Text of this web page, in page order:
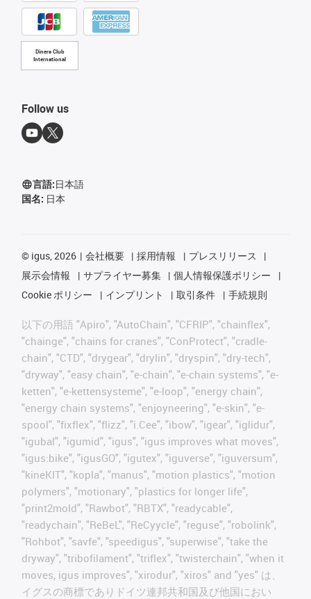
Diners Club
International
Follow us
言語:日本語
国名: 日本
© igus, 2026 会社概要 採用情報
プレスリリース
展示会情報
サプライヤー募集
個人情報保護ポリシー
Cookie ポリシー
インプリント 取引条件 手続規則
以下の用語 "Apiro", "AutoChain", "CFRIP", "chainflex",
"chainge", "chains for cranes", "ConProtect", "cradle-
chain", "CTD", "drygear", "drylin", "dryspin", "dry-tech",
"dryway", "easy chain", "e-chain", "e-chain systems", "e-
ketten", "e-kettensysteme", "e-loop", "energy chain",
"energy chain systems", "enjoyneering", "e-skin", "e-
spool", "fixflex", "flizz", "i.Cee", "ibow", "igear", "iglidur",
"igubal", "igumid", "igus", "igus improves what moves",
"igus:bike", "igusGO", "igutex", "iguverse", "iguversum",
"kineKIT", "kopla", "manus", "motion plastics", "motion
polymers", "motionary", "plastics for longer life",
"print2mold", "Rawbot", "RBTX", "readycable",
"readychain", "ReBeL", "ReCyycle", "reguse", "robolink",
"Rohbot", "savfe", "speedigus", "superwise", "take the
dryway", "tribofilament", "triflex", "twisterchain", "when it
moves, igus improves", "xirodur", "xiros" and "yes" は、
イグスの商標でありドイツ連邦共和国及び他国におい